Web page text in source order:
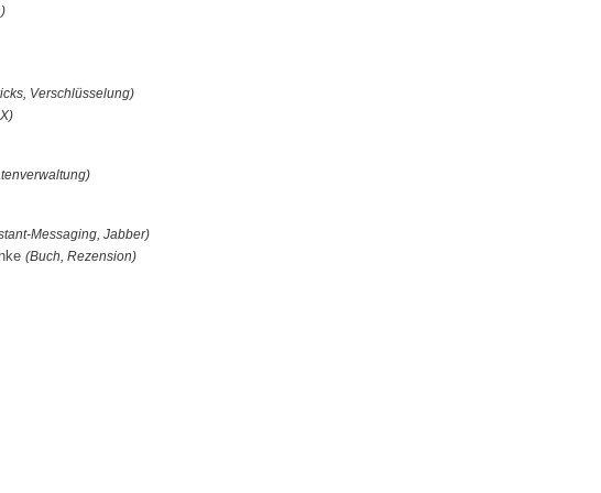
Verschlüsselung)
Messaging, Jabber)
(Buch, Rezension)